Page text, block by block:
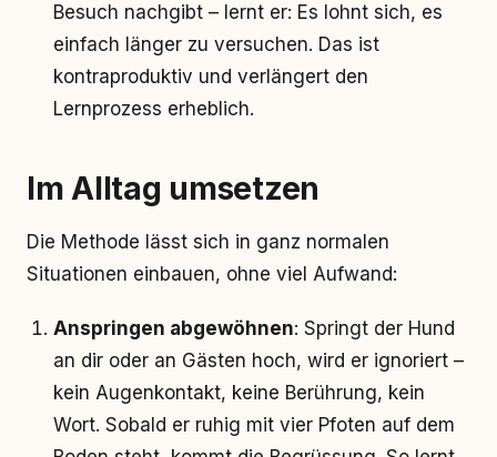
Besuch nachgibt – lernt er: Es lohnt sich, es
einfach länger zu versuchen. Das ist
kontraproduktiv und verlängert den
Lernprozess erheblich.
Im Alltag umsetzen
Die Methode lässt sich in ganz normalen
Situationen einbauen, ohne viel Aufwand:
Anspringen abgewöhnen: Springt der Hund
an dir oder an Gästen hoch, wird er ignoriert –
kein Augenkontakt, keine Berührung, kein
Wort. Sobald er ruhig mit vier Pfoten auf dem